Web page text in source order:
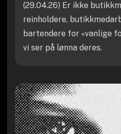
(29.04.26) Er ikke
reinholdere,
bartendere for «vanlige
vi ser på lønna deres.